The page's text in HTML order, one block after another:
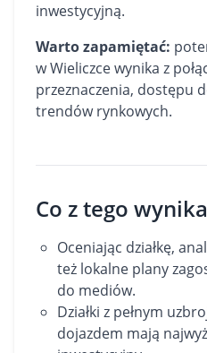
inwestycyjną.
Warto zapamiętać:
w Wieliczce wynika z
przeznaczenia, dostępu
trendów rynkowych.
Co z tego
Oceniając działkę,
też lokalne plany
do mediów.
Działki z pełnym
dojazdem mają